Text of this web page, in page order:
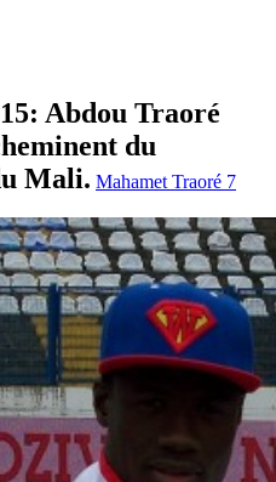
Abdou Traoré
du
Mali. Mahamet Traoré 7